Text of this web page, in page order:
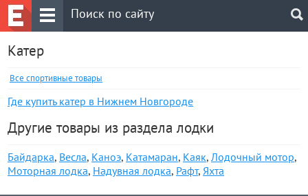
Катер
Все спортивные товары
Где купить катер в Нижнем Новгороде
Другие товары из раздела лодки
Байдарка, Весла, Каноэ, Катамаран, Каяк, Лодочный мотор,
Моторная лодка, Надувная лодка, Рафт, Яхта